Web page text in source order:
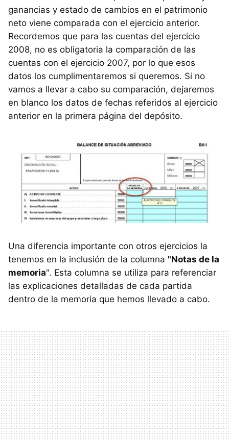
ganancias y estado de cambios en el patrimonio
neto viene comparada con el ejercicio anterior.
Recordemos que para las cuentas del ejercicio
2008, no es obligatoria la comparación de las
cuentas con el ejercicio 2007, por lo que esos
datos los cumplimentaremos si queremos. Si no
vamos a llevar a cabo su comparación, dejaremos
en blanco los datos de fechas referidos al ejercicio
anterior en la primera página del depósito.
Una diferencia importante con otros ejercicios la
tenemos en la inclusión de la columna "Notas de la
memoria". Esta columna se utiliza para referenciar
las explicaciones detalladas de cada partida
dentro de la memoria que hemos llevado a cabo.